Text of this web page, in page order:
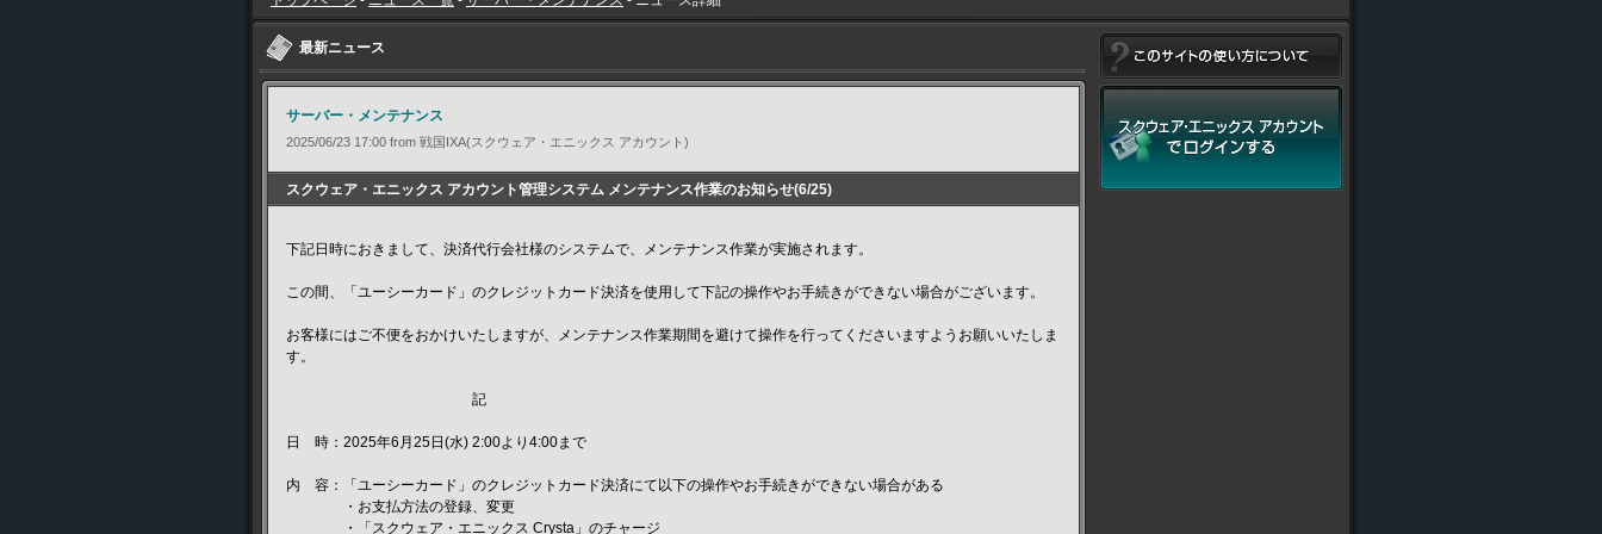
最新ニュース
サーバー・メンテナンス
2025/06/23 17:00 from 戦国IXA(スクウェア・エニックス アカウント)
スクウェア・エニックス アカウント管理システム メンテナンス作業のお知らせ(6/25)
下記日時におきまして、決済代行会社様のシステムで、メンテナンス作業が実施されます。
この間、「ユーシーカード」のクレジットカード決済を使用して下記の操作やお手続きができない場合がございます。
お客様にはご不便をおかけいたしますが、メンテナンス作業期間を避けて操作を行ってくださいますようお願いいたしま
す。
記
日 時：2025年6月25日(水) 2:00より4:00まで
内 容：「ユーシーカード」のクレジットカード決済にて以下の操作やお手続きができない場合がある
・お支払方法の登録、変更
・「スクウェア・エニックス Crysta」のチャージ